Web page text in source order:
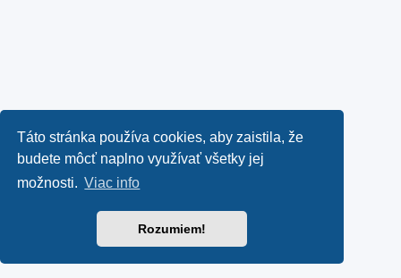
Táto stránka používa cookies, aby zaistila, že
budete môcť naplno využívať všetky jej
možnosti. Viac info
Rozumiem!